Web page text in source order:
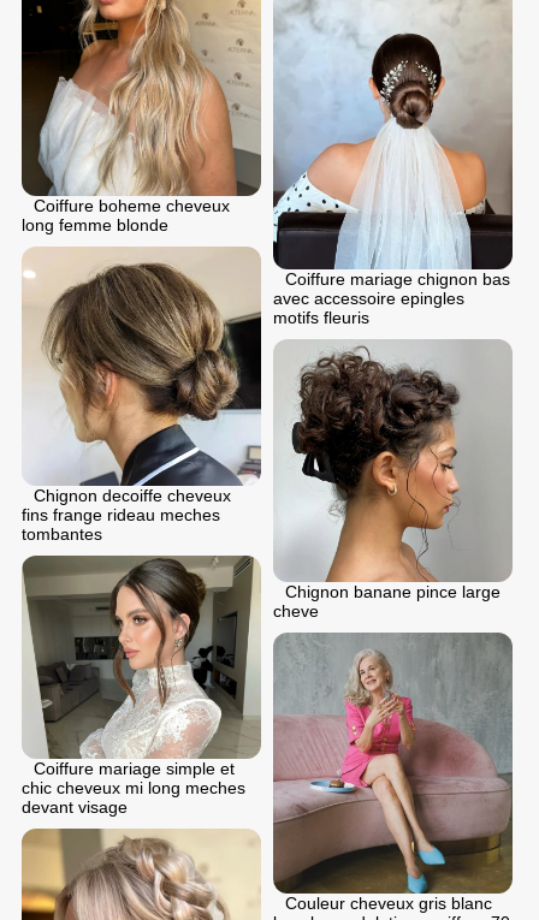
Coiffure boheme cheveux
long femme blonde
Coiffure mariage chignon bas
avec accessoire epingles
motifs fleuris
Chignon dеcoiffе cheveux
fins frange rideau meches
tombantes
Chignon banane pince large
cheve
Coiffure mariage simple et
chic cheveux mi long meches
devant visage
Couleur cheveux gris blanc